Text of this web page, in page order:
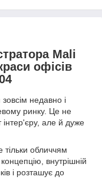
Mali
офісів
недавно і
ринку. Це не
але й дуже
тільки обличчям
внутрішній
і розташує до